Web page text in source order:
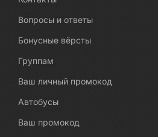
Вопросы и ответы
Бонусные вёрсты
Группам
Ваш личный промокод
Автобусы
Ваш промокод